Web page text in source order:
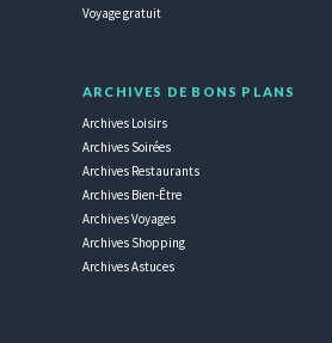
Voyage gratuit
ARCHIVES DE BONS PLANS
Archives Loisirs
Archives Soirées
Archives Restaurants
Archives Bien-Être
Archives Voyages
Archives Shopping
Archives Astuces